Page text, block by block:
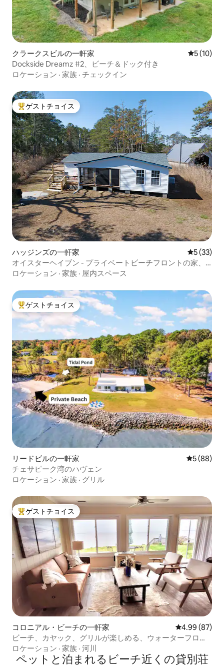
クラークスビルの一軒家 レビュー
5 (10)
Dockside Dreamz #2、ビーチ＆ドック付き
ロケーション · 家族 · チェックイン
大好評のゲストチョイスです。
ゲストチョイス
ハッジンズの一軒家 レビュー
5 (33)
オイスターヘイブン - プライベートビーチフロントの家、3
ベッドルーム
ロケーション · 家族 · 屋内スペース
大好評のゲストチョイスです。
ゲストチョイス
リードビルの一軒家 レビュー
5 (88)
チェサピーク湾のハヴェン
ロケーション · 家族 · グリル
大好評のゲストチョイスです。
ゲストチョイス
コロニアル・ビーチの一軒家 レビュー87
4.99 (87)
ビーチ、カヤック、グリルが楽しめる、ウォーターフロン
トの楽園
ロケーション · 家族 · 河川
ペットと泊まれるビーチ近くの貸別荘